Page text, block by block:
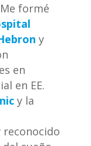
Me formé
y
en
en EE.
y la
reconocido